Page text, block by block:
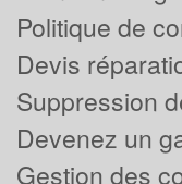
Politique de
Devis
Suppression
Devenez un
Gestion des